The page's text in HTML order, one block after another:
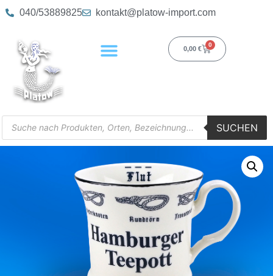
040/53889825 kontakt@platow-import.com
0,00 €
0
SUCHEN